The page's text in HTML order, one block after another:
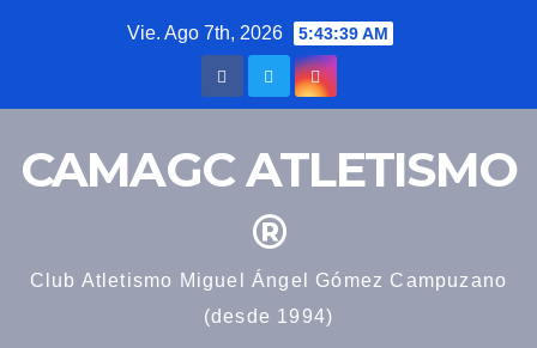
Vie. Ago 7th, 2026 5:43:39 AM
CAMAGC ATLETISMO
®
Club Atletismo Miguel Ángel Gómez Campuzano
(desde 1994)